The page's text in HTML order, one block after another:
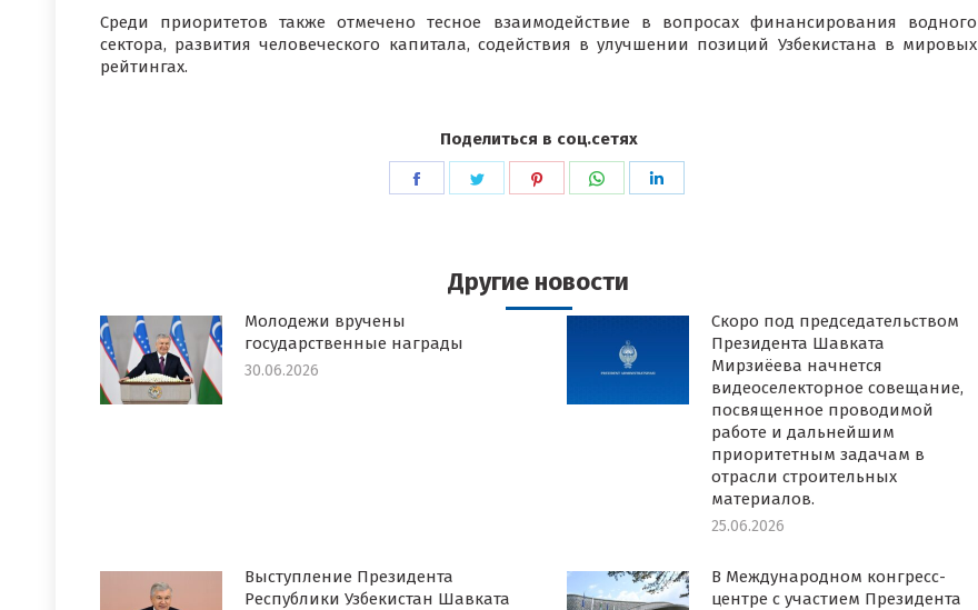
Среди приоритетов также отмечено тесное взаимодействие в вопросах финансирования водного
сектора, развития человеческого капитала, содействия в улучшении позиций Узбекистана в мировых
рейтингах.
Поделиться в соц.сетях
ПоделитьсяПоделитьсяПоделитьсяПоделиться
Другие новости
Молодежи вручены
государственные награды
30.06.2026
Скоро под председательством
Президента Шавката
Мирзиёева начнется
видеоселекторное совещание,
посвященное проводимой
работе и дальнейшим
приоритетным задачам в
отрасли строительных
материалов.
25.06.2026
Выступление Президента
Республики Узбекистан Шавката
В Международном конгресс-
центре с участием Президента